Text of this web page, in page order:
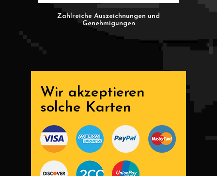
Zahlreiche Auszeichnungen und
Genehmigungen
Wir akzeptieren
solche Karten